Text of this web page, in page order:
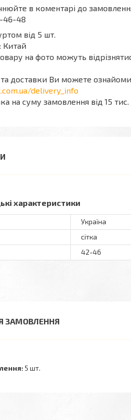
в коментарі до
46-48
від 5 шт.
Китай
на фото можуть
доставки Ви можете
delivery_info
на суму замовлення від 15 тис.
характеристики
Україна
сітка
42-46
ЗАМОВЛЕННЯ
5 шт.